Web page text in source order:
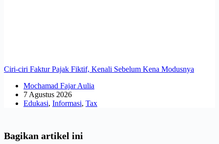
Ciri-ciri Faktur Pajak Fiktif, Kenali Sebelum Kena Modusnya
Mochamad Fajar Aulia
7 Agustus 2026
Edukasi, Informasi, Tax
Bagikan artikel ini